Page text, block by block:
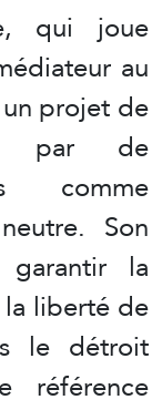
qui joue
au
projet de
par de
comme
Son
la
liberté de
le détroit
référence